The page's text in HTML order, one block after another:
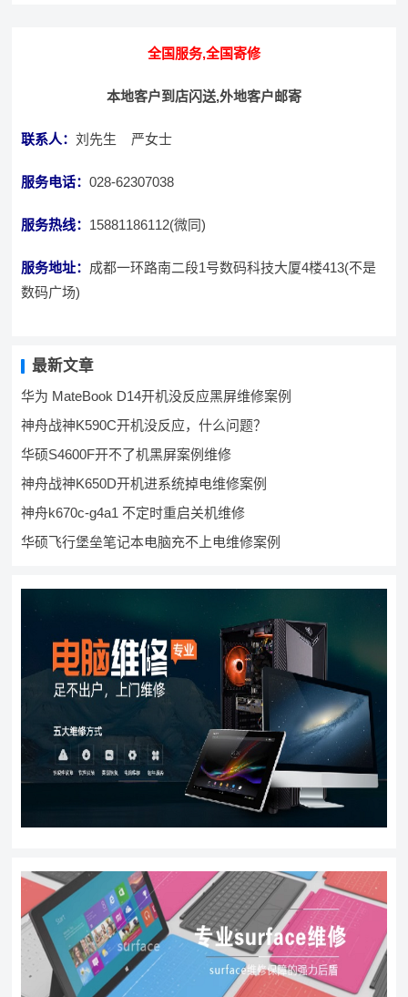
全国服务,全国寄修
本地客户到店闪送,外地客户邮寄
联系人：刘先生 严女士
服务电话：028-62307038
服务热线： 15881186112(微同)
服务地址： 成都一环路南二段1号数码科技大厦4楼413(不是
数码广场)
最新文章
华为 MateBook D14开机没反应黑屏维修案例
神舟战神K590C开机没反应，什么问题？
华硕S4600F开不了机黑屏案例维修
神舟战神K650D开机进系统掉电维修案例
神舟k670c-g4a1 不定时重启关机维修
华硕飞行堡垒笔记本电脑充不上电维修案例